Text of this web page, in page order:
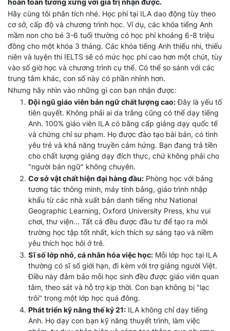
hoàn toàn tương xứng với giá trị nhận được.
Hãy cùng tôi phân tích nhé. Học phí tại ILA dao động tùy theo
cơ sở, cấp độ và chương trình học. Ví dụ, các khóa tiếng Anh
mầm non cho bé 3-6 tuổi thường có học phí khoảng 6-8 triệu
đồng cho một khóa 3 tháng. Các khóa tiếng Anh thiếu nhi, thiếu
niên và luyện thi IELTS sẽ có mức học phí cao hơn một chút, tùy
vào số giờ học và chương trình cụ thể. Có thể so sánh với các
trung tâm khác, con số này có phần nhỉnh hơn.
Nhưng hãy nhìn vào những gì con bạn nhận được:
Đội ngũ giáo viên bản ngữ chất lượng cao:Đây là yếu tố
tiên quyết. Không phải ai da trắng cũng có thể dạy tiếng
Anh. 100% giáo viên ILA có bằng cấp giảng dạy quốc tế
và chứng chỉ sư phạm. Họ được đào tạo bài bản, có tình
yêu trẻ và khả năng truyền cảm hứng. Bạn đang trả tiền
cho chất lượng giảng dạy đích thực, chứ không phải cho
"người bản ngữ" không chuyên.
Cơ sở vật chất hiện đại hàng đầu: Phòng học với bảng
tương tác thông minh, máy tính bảng, giáo trình nhập
khẩu từ các nhà xuất bản danh tiếng như National
Geographic Learning, Oxford University Press, khu vui
chơi, thư viện... Tất cả đều được đầu tư để tạo ra môi
trường học tập tốt nhất, kích thích sự sáng tạo và niềm
yêu thích học hỏi ở trẻ.
Sĩ số lớp nhỏ, cá nhân hóa việc học: Mỗi lớp học tại ILA
thường có sĩ số giới hạn, đi kèm với trợ giảng người Việt.
Điều này đảm bảo mỗi học sinh đều được giáo viên quan
tâm, theo sát và hỗ trợ kịp thời. Con bạn không bị "lạc
trôi" trong một lớp học quá đông.
Phát triển kỹ năng thế kỷ 21: ILA không chỉ dạy tiếng
Anh. Họ dạy con bạn kỹ năng thuyết trình, làm việc